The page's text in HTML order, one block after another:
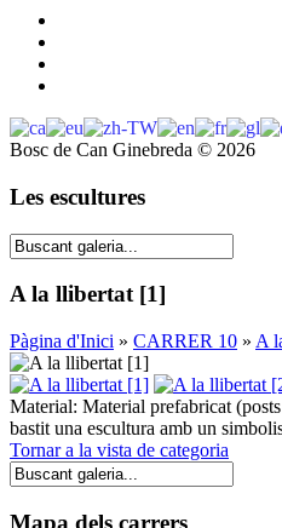
Bosc de Can Ginebreda © 2026
Les escultures
A la llibertat [1]
Pàgina d'Inici » CARRER 10 » A
Material: Material prefabricat
bastit una escultura amb un
Tornar a la vista de categoria
Mapa dels carrers